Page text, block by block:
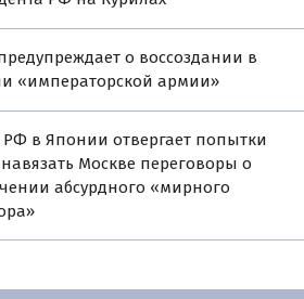
о воссоздании в
«императорской армии»
РФ в Японии отвергает попытки
Москве переговоры о
абсурдного «мирного